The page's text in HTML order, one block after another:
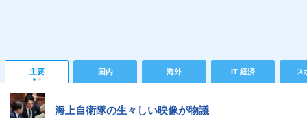
主要 国内 海外 IT 経済 ス
海上自衛隊の生々しい映像が物議